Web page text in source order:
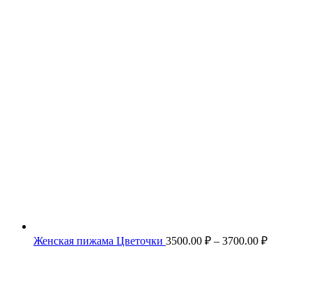
Женская пижама Цветочки 3500.00 ₽ – 3700.00 ₽Диапазон